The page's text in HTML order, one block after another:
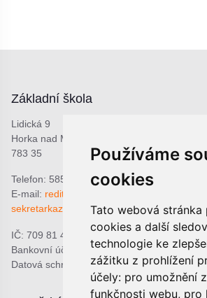
Používáme
cookies
Tato webová stránka
cookies a další
technologie ke
zážitku z prohlížení
účely: pro umožnění
funkčnosti webu, pro
Základní škola
Lidická 9
Horka nad Moravou
783 35
Telefon: 585 378 047
E-mail: reditel@zshorka.cz
sekretarkazshorka@seznam.cz
IČ: 709 81 493
Bankovní účet: 1809609309/0800
Datová schránka: bjema48